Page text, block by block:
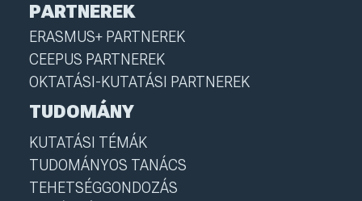
PARTNEREK
ERASMUS+ PARTNEREK
CEEPUS PARTNEREK
OKTATÁSI-KUTATÁSI PARTNEREK
TUDOMÁNY
KUTATÁSI TÉMÁK
TUDOMÁNYOS TANÁCS
TEHETSÉGGONDOZÁS